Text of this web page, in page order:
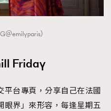
＠emilyparis）
Friday
平台專頁，分享自己在法國
眼界」來形容，每逢星期五